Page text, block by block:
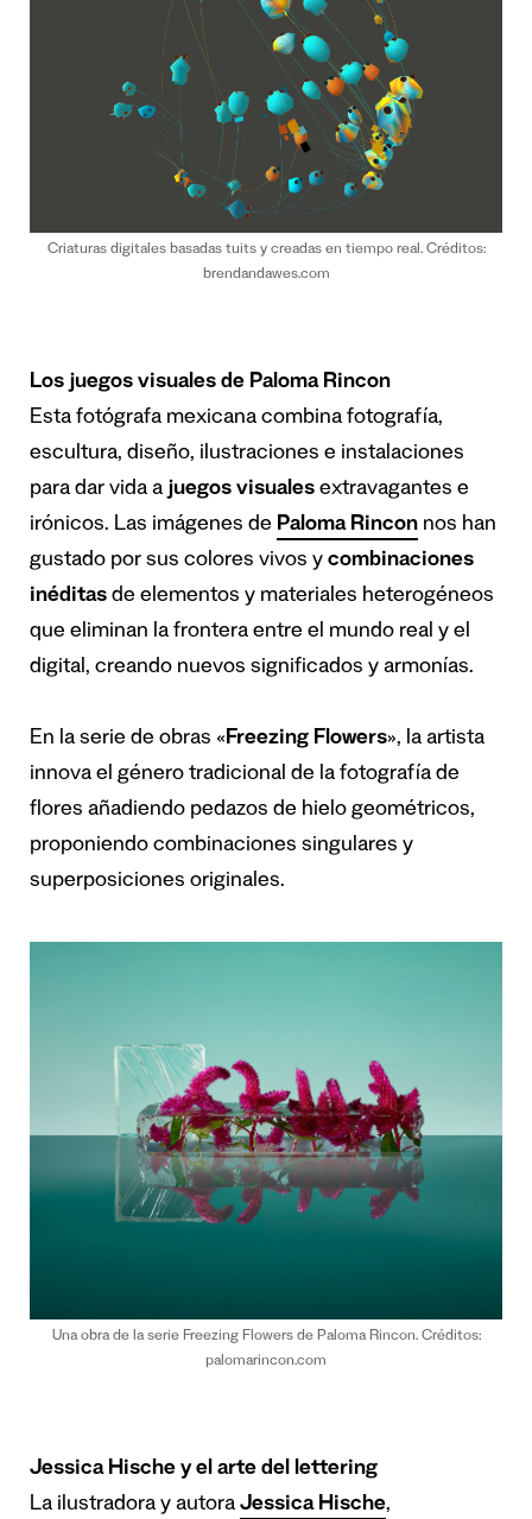
Criaturas digitales basadas tuits y creadas en tiempo real. Créditos:
brendandawes.com
Los juegos visuales de Paloma Rincon
Esta fotógrafa mexicana combina fotografía,
escultura, diseño, ilustraciones e instalaciones
para dar vida a juegos visuales extravagantes e
irónicos. Las imágenes de Paloma Rincon nos han
gustado por sus colores vivos y combinaciones
inéditas de elementos y materiales heterogéneos
que eliminan la frontera entre el mundo real y el
digital, creando nuevos significados y armonías.
En la serie de obras «Freezing Flowers», la artista
innova el género tradicional de la fotografía de
flores añadiendo pedazos de hielo geométricos,
proponiendo combinaciones singulares y
superposiciones originales.
Una obra de la serie Freezing Flowers de Paloma Rincon. Créditos:
palomarincon.com
Jessica Hische y el arte del lettering
La ilustradora y autora Jessica Hische,